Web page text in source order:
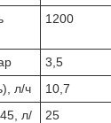
1200
3,5
л/ч
10,7
л/
25